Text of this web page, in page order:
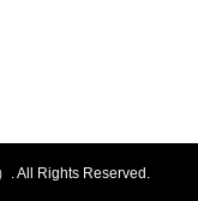
. All Rights Reserved.